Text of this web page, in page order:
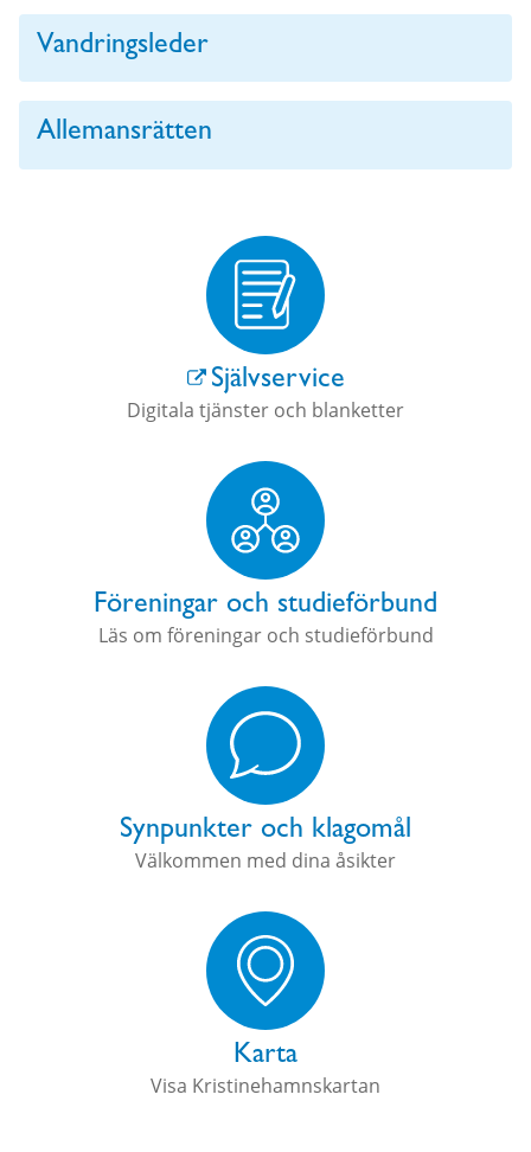
Vandringsleder
Allemansrätten
Självservice
Digitala tjänster och blanketter
Föreningar och studieförbund
Läs om föreningar och studieförbund
Synpunkter och klagomål
Välkommen med dina åsikter
Karta
Visa Kristinehamnskartan